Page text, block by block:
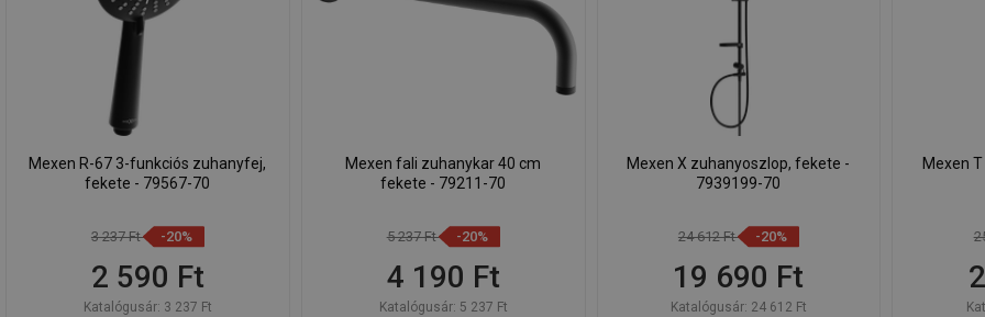
Mexen R-67 3-funkciós zuhanyfej,
fekete - 79567-70
3 237 Ft -20%
2 590 Ft
Katalógusár: 3 237 Ft
Mexen fali zuhanykar 40 cm
fekete - 79211-70
5 237 Ft -20%
4 190 Ft
Katalógusár: 5 237 Ft
Mexen X zuhanyoszlop, fekete -
7939199-70
24 612 Ft -20%
19 690 Ft
Katalógusár: 24 612 Ft
Mexen